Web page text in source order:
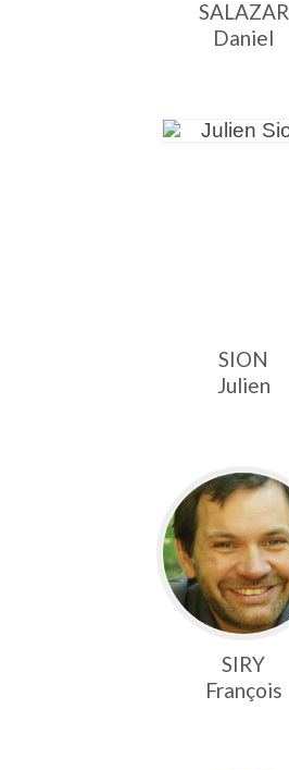
SALAZAR
Daniel
SION
Julien
SIRY
François